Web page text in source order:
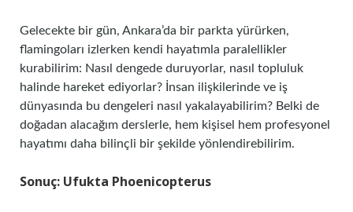
Gelecekte bir gün, Ankara’da bir parkta yürürken,
flamingoları izlerken kendi hayatımla paralellikler
kurabilirim: Nasıl dengede duruyorlar, nasıl topluluk
halinde hareket ediyorlar? İnsan ilişkilerinde ve iş
dünyasında bu dengeleri nasıl yakalayabilirim? Belki de
doğadan alacağım derslerle, hem kişisel hem profesyonel
hayatımı daha bilinçli bir şekilde yönlendirebilirim.
Sonuç: Ufukta Phoenicopterus